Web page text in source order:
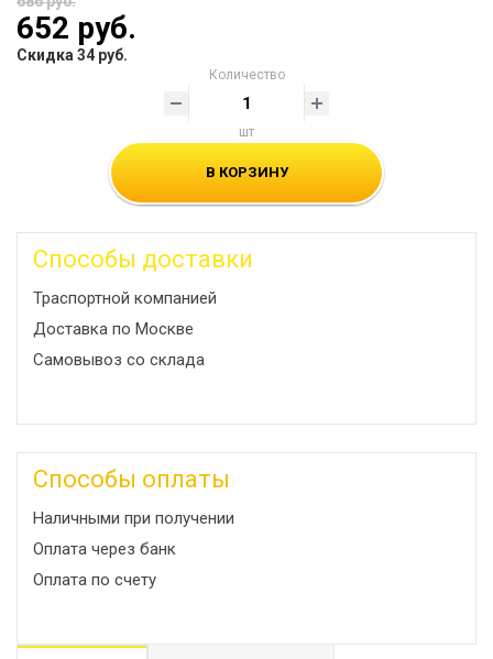
652 руб.
Скидка 34 руб.
Количество
шт
В КОРЗИНУ
Способы доставки
Траспортной компанией
Доставка по Москве
Самовывоз со склада
Способы оплаты
Наличными при получении
Оплата через банк
Оплата по счету